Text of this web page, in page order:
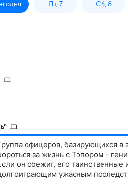
Пт, 7 Сб, 8
офицеров, базирующихся в
за жизнь с Топором -
он сбежит, его
ужасным